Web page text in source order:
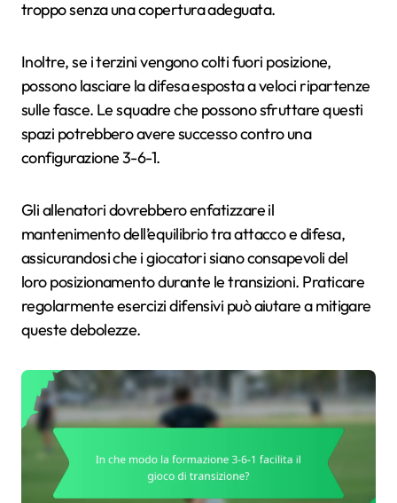
troppo senza una copertura adeguata.
Inoltre, se i terzini vengono colti fuori posizione,
possono lasciare la difesa esposta a veloci ripartenze
sulle fasce. Le squadre che possono sfruttare questi
spazi potrebbero avere successo contro una
configurazione 3-6-1.
Gli allenatori dovrebbero enfatizzare il
mantenimento dell’equilibrio tra attacco e difesa,
assicurandosi che i giocatori siano consapevoli del
loro posizionamento durante le transizioni. Praticare
regolarmente esercizi difensivi può aiutare a mitigare
queste debolezze.